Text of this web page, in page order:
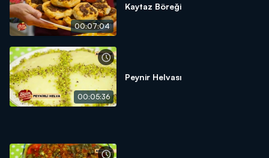
00:07:04
Kaytaz Böreği
00:05:36
Peynir Helvası